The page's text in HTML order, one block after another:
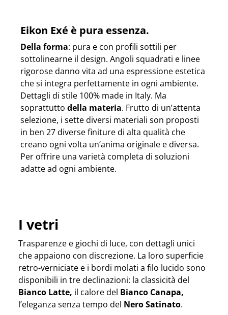
Eikon Exé è pura essenza.
Della forma: pura e con profili sottili per
sottolinearne il design. Angoli squadrati e linee
rigorose danno vita ad una espressione estetica
che si integra perfettamente in ogni ambiente.
Dettagli di stile 100% made in Italy. Ma
soprattutto della materia. Frutto di un’attenta
selezione, i sette diversi materiali son proposti
in ben 27 diverse finiture di alta qualità che
creano ogni volta un’anima originale e diversa.
Per offrire una varietà completa di soluzioni
adatte ad ogni ambiente.
I vetri
Trasparenze e giochi di luce, con dettagli unici
che appaiono con discrezione. La loro superficie
retro-verniciate e i bordi molati a filo lucido sono
disponibili in tre declinazioni: la classicità del
Bianco Latte, il calore del Bianco Canapa,
l’eleganza senza tempo del Nero Satinato.